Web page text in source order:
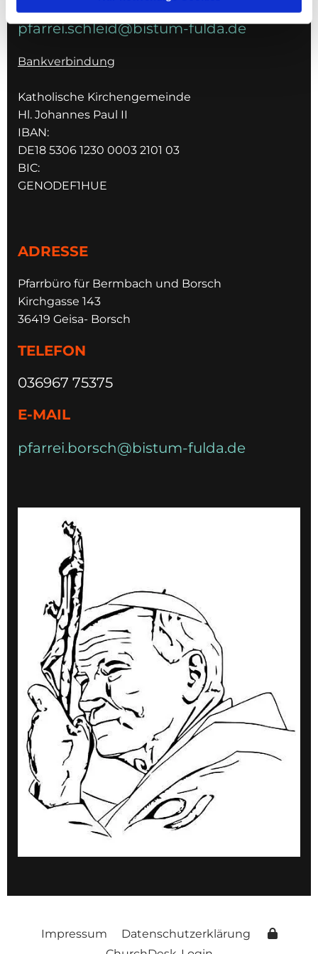
pfarrei.schleid@bistum-fulda.de
Bankverbindung
Katholische Kirchengemeinde
Hl. Johannes Paul II
IBAN:
DE18 5306 1230 0003 2101 03
BIC:
GENODEF1HUE
ADRESSE
Pfarrbüro für Bermbach und Borsch
Kirchgasse 143
36419 Geisa- Borsch
TELEFON
036967 75375
E-MAIL
pfarrei.borsch@bistum-fulda.de
Impressum
Datenschutzerklärung